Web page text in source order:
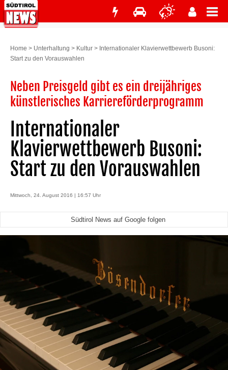
Home > Unterhaltung > Kultur > Internationaler Klavierwettbewerb Busoni:
Start zu den Vorauswahlen
Neben Preisgeld gibt es ein dreijähriges
künstlerisches Karriereförderprogramm
Internationaler
Klavierwettbewerb Busoni:
Start zu den Vorauswahlen
Mittwoch, 24. August 2016 | 16:57 Uhr
Südtirol News auf Google folgen